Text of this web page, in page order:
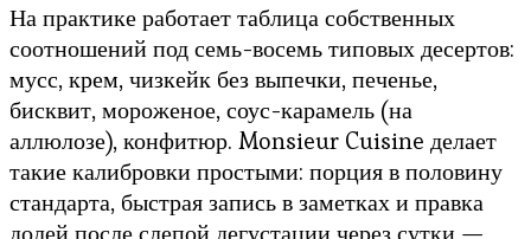
На практике работает таблица собственных
соотношений под семь-восемь типовых десертов:
мусс, крем, чизкейк без выпечки, печенье,
бисквит, мороженое, соус-карамель (на
аллюлозе), конфитюр. Monsieur Cuisine делает
такие калибровки простыми: порция в половину
стандарта, быстрая запись в заметках и правка